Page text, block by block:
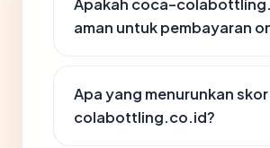
Apakah coca-
aman untuk pembayaran
Apa yang menurunkan
colabottling.co.id?